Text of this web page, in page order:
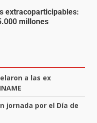
extracoparticipables:
millones
a las ex
jornada por el Día de